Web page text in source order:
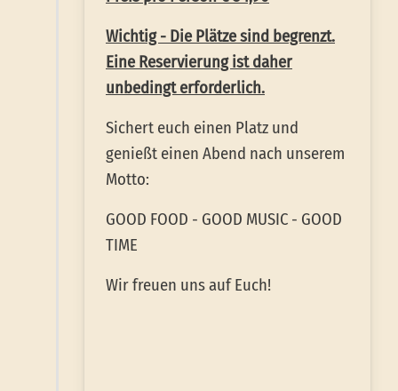
Wichtig - Die Plätze sind begrenzt.
Eine Reservierung ist daher
unbedingt erforderlich.
Sichert euch einen Platz und
genießt einen Abend nach unserem
Motto:
GOOD FOOD - GOOD MUSIC - GOOD
TIME
Wir freuen uns auf Euch!